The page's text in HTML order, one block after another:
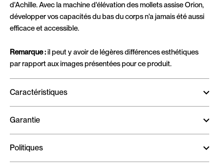
d'Achille. Avec la machine d'élévation des mollets assise Orion,
développer vos capacités du bas du corps n'a jamais été aussi
efficace et accessible.
Remarque :il peut y avoir de légères différences esthétiques
par rapport aux images présentées pour ce produit.
Caractéristiques
Garantie
Politiques